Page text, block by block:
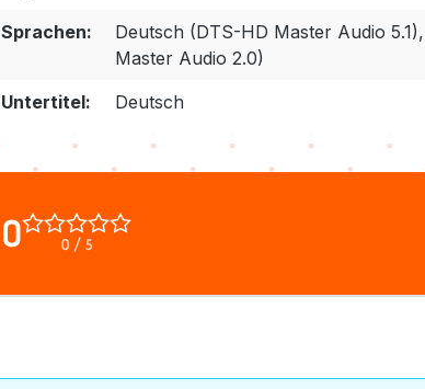
Sprachen:
Deutsch (DTS-HD Master Audio
Master Audio 2.0)
Untertitel:
Deutsch
0 0 / 5